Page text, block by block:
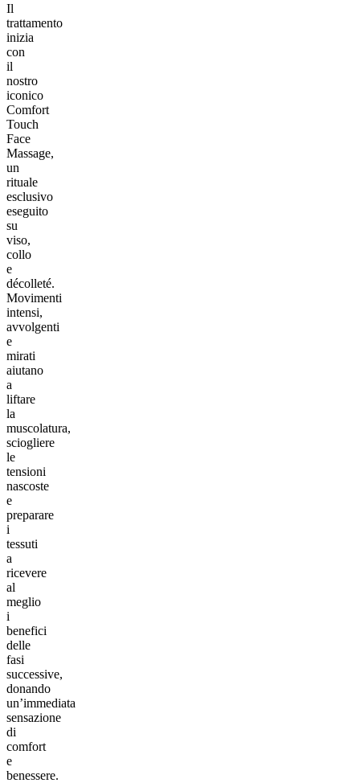
Il
trattamento
inizia
con
il
nostro
iconico
Comfort
Touch
Face
Massage,
un
rituale
esclusivo
eseguito
su
viso,
collo
e
décolleté.
Movimenti
intensi,
avvolgenti
e
mirati
aiutano
a
liftare
la
muscolatura,
sciogliere
le
tensioni
nascoste
e
preparare
i
tessuti
a
ricevere
al
meglio
i
benefici
delle
fasi
successive,
donando
un’immediata
sensazione
di
comfort
e
benessere.